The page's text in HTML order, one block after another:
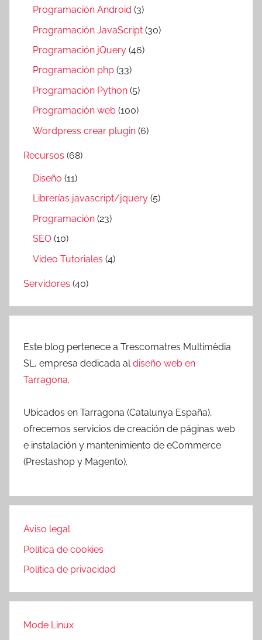
Programación Android (3)
Programación JavaScript (30)
Programación jQuery (46)
Programación php (33)
Programación Python (5)
Programación web (100)
Wordpress crear plugin (6)
Recursos (68)
Diseño (11)
Librerías javascript/jquery (5)
Programación (23)
SEO (10)
Video Tutoriales (4)
Servidores (40)
Este blog pertenece a Trescomatres Multimèdia
SL, empresa dedicada aldiseño web en
Tarragona.
Ubicados en Tarragona (Catalunya España),
ofrecemos servicios de creación de páginas web
e instalación y mantenimiento de eCommerce
(Prestashop y Magento).
Aviso legal
Política de cookies
Política de privacidad
Mode Linux